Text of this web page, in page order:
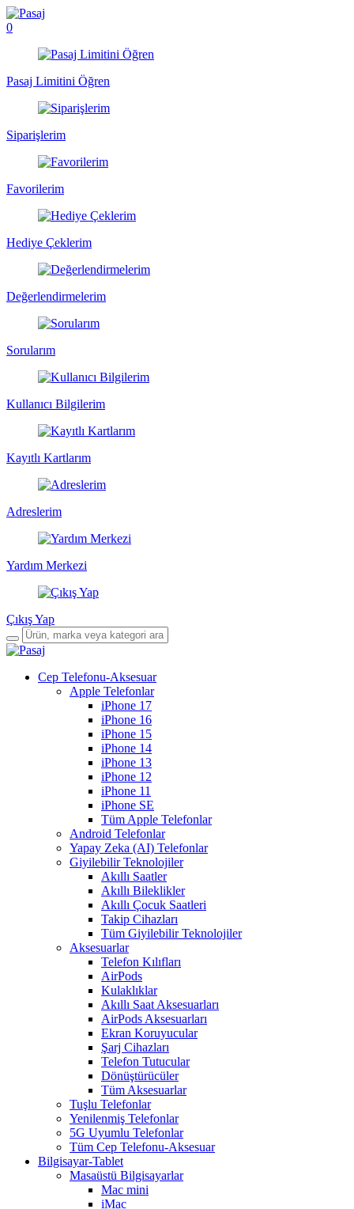
0
Pasaj Limitini Öğren
Siparişlerim
Favorilerim
Hediye Çeklerim
Değerlendirmelerim
Sorularım
Kullanıcı Bilgilerim
Kayıtlı Kartlarım
Adreslerim
Yardım Merkezi
Çıkış Yap
Cep Telefonu-Aksesuar
Apple Telefonlar
iPhone 17
iPhone 16
iPhone 15
iPhone 14
iPhone 13
iPhone 12
iPhone 11
iPhone SE
Tüm Apple Telefonlar
Android Telefonlar
Yapay Zeka (AI) Telefonlar
Giyilebilir Teknolojiler
Akıllı Saatler
Akıllı Bileklikler
Akıllı Çocuk Saatleri
Takip Cihazları
Tüm Giyilebilir Teknolojiler
Aksesuarlar
Telefon Kılıfları
AirPods
Kulaklıklar
Akıllı Saat Aksesuarları
AirPods Aksesuarları
Ekran Koruyucular
Şarj Cihazları
Telefon Tutucular
Dönüştürücüler
Tüm Aksesuarlar
Tuşlu Telefonlar
Yenilenmiş Telefonlar
5G Uyumlu Telefonlar
Tüm Cep Telefonu-Aksesuar
Bilgisayar-Tablet
Masaüstü Bilgisayarlar
Mac mini
iMac